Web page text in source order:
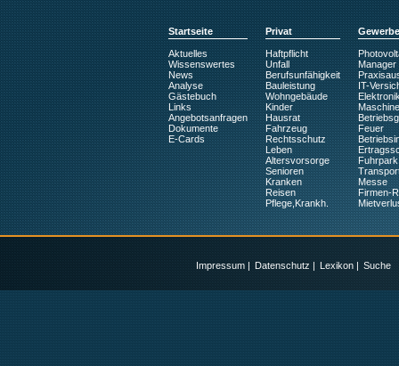
Startseite
Aktuelles
Wissenswertes
News
Analyse
Gästebuch
Links
Angebotsanfragen
Dokumente
E-Cards
Privat
Haftpflicht
Unfall
Berufsunfähigkeit
Bauleistung
Wohngebäude
Kinder
Hausrat
Fahrzeug
Rechtsschutz
Leben
Altersvorsorge
Senioren
Kranken
Reisen
Pflege,Krankh.
Gewerbe
Manager
IT-
Feuer
Fuhrpark
Messe
Firmen-
Impressum Datenschutz Lexikon Suche